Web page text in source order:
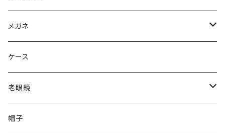
Ray-Ban レイバン
gucci グッチ
VivienneWestwood ヴィヴィアン
PAGE BOY ページボーイ
メガネ
Ray-Ban レイバン
gucci グッチ
VivienneWestwood ヴィヴィアン
ケース
老眼鏡
エッシェンバッハ Eschenbach
帽子